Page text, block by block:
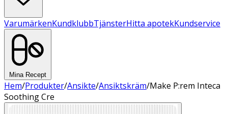
VarumärkenKundklubbTjänsterHitta apotekKundservice
Mina Recept
Hem/Produkter/Ansikte/Ansiktskräm/Make P:rem Inteca
Soothing Cre